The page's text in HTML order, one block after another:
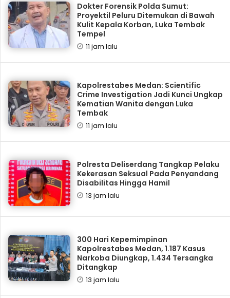
Dokter Forensik Polda Sumut:
Proyektil Peluru Ditemukan di Bawah
Kulit Kepala Korban, Luka Tembak
Tempel
11 jam lalu
Kapolrestabes Medan: Scientific
Crime Investigation Jadi Kunci Ungkap
Kematian Wanita dengan Luka
Tembak
11 jam lalu
Polresta Deliserdang Tangkap Pelaku
Kekerasan Seksual Pada Penyandang
Disabilitas Hingga Hamil
13 jam lalu
300 Hari Kepemimpinan
Kapolrestabes Medan, 1.187 Kasus
Narkoba Diungkap, 1.434 Tersangka
Ditangkap
13 jam lalu